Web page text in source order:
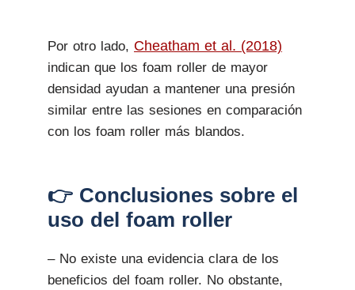
Por otro lado, Cheatham et al. (2018)
indican que los foam roller de mayor
densidad ayudan a mantener una presión
similar entre las sesiones en comparación
con los foam roller más blandos.
👉 Conclusiones sobre el
uso del foam roller
– No existe una evidencia clara de los
beneficios del foam roller. No obstante,